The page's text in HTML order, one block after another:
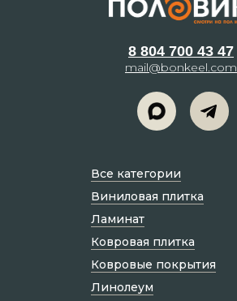
8 804 700 43 47
mail@bonkeel.com
Все категории
Виниловая плитка
Ламинат
Ковровая плитка
Ковровые покрытия
Линолеум